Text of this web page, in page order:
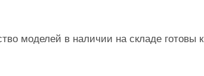
моделей в наличии на складе готовы к